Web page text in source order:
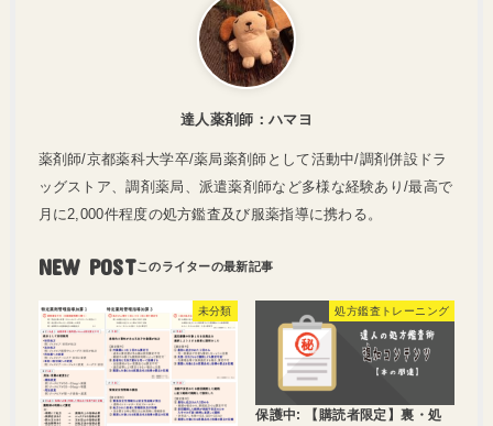
達人薬剤師：ハマヨ
薬剤師/京都薬科大学卒/薬局薬剤師として活動中/調剤併設ドラ
ッグストア、調剤薬局、派遣薬剤師など多様な経験あり/最高で
月に2,000件程度の処方鑑査及び服薬指導に携わる。
NEW POST
未分類 処方鑑査トレーニング
保護中: 【購読者限定】裏・処